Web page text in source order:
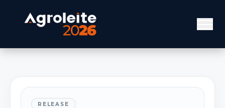
RELEASE